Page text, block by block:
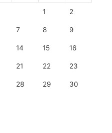
1 2
7 8 9
14 15 16
21 22 23
28 29 30